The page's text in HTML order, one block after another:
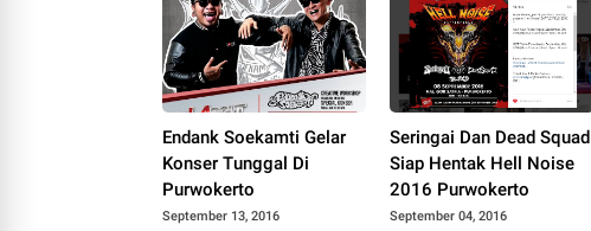
Endank Soekamti Gelar
Konser Tunggal Di
Purwokerto
September 13, 2016
Seringai Dan Dead Squad
Siap Hentak Hell Noise
2016 Purwokerto
September 04, 2016